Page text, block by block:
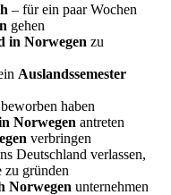
– für ein paar Wochen
gehen
in Norwegen zu
Auslandssemester
beworben haben
Norwegen antreten
verbringen
Deutschland verlassen,
zu gründen
Norwegen unternehmen